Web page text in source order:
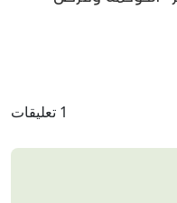
1 تعليقات